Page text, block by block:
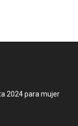
2024 para mujer